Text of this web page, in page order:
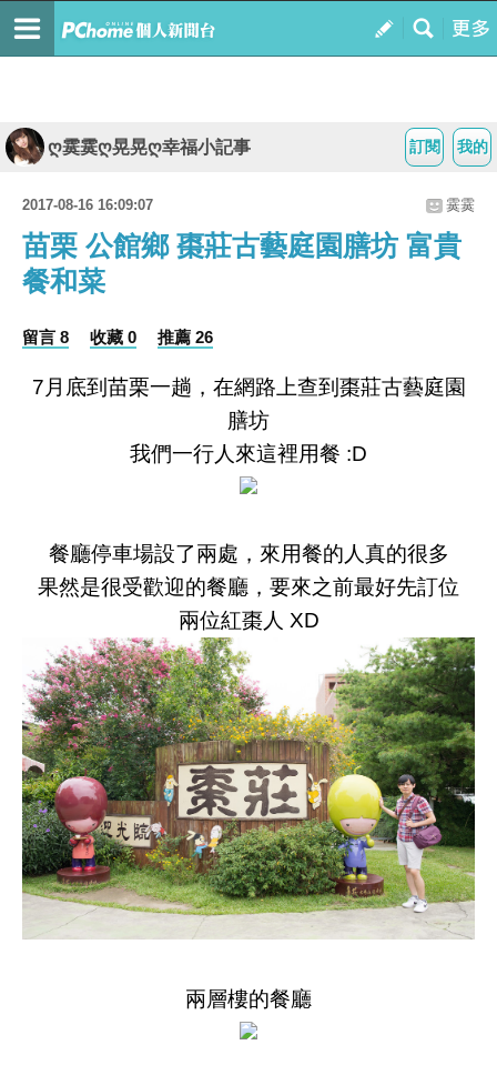
我的
訂閱
ღ霙霙ღ晃晃ღ幸福小記事
2017-08-16 16:09:07 霙霙
苗栗 公館鄉 棗莊古藝庭園膳坊 富貴
餐和菜
留言 8 收藏 0 推薦 26
7月底到苗栗一趟，在網路上查到棗莊古藝庭園
膳坊
我們一行人來這裡用餐 :D
餐廳停車場設了兩處，來用餐的人真的很多
果然是很受歡迎的餐廳，要來之前最好先訂位
兩位紅棗人 XD
兩層樓的餐廳